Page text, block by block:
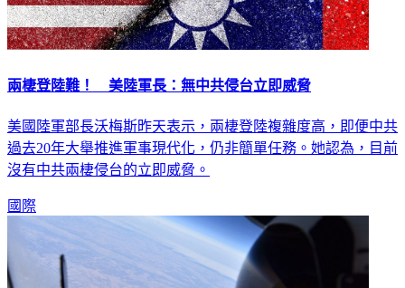
兩棲登陸難！ 美陸軍長：無中共侵台立即威脅
美國陸軍部長沃梅斯昨天表示，兩棲登陸複雜度高，即便中共
過去20年大舉推進軍事現代化，仍非簡單任務。她認為，目前
沒有中共兩棲侵台的立即威脅。
國際